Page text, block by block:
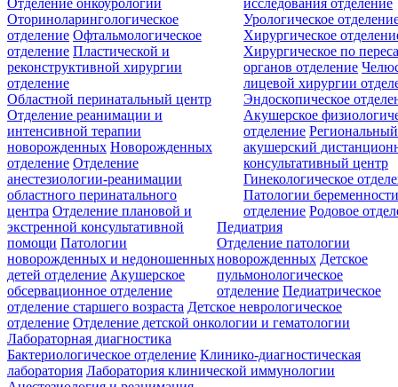
Отделение онкоурологии
Оториноларингологическое
отделение Офтальмологическое
отделение Пластической и
реконструктивной хирургии
отделение
исследования отделение
Урологическое
Хирургическое
Хирургическое по
органов отделение
лицевой хирургии
Эндоскопическое
Областной перинатальный центр
Отделение реанимации и
интенсивной терапии
новорожденных Новорожденных
отделение Отделение
анестезиологии-реанимации
областного перинатального
центра Отделение плановой и
экстренной консультативной
помощи Патологии
новорожденных и недоношенных
детей отделение Акушерское
обсервационное отделение
Акушерское
отделение Региональный
акушерский
консультативный центр
Гинекологическое
Патологии
отделение Родовое
Педиатрия
Отделение патологии
новорожденных Детское
пульмонологическое
отделение Педиатрическое
отделение старшего возраста Детское неврологическое
отделение Отделение детской онкологии и гематологии
Лабораторная диагностика
Бактериологическое отделение Клинико-диагностическая
лаборатория Лаборатория клинической иммунологии